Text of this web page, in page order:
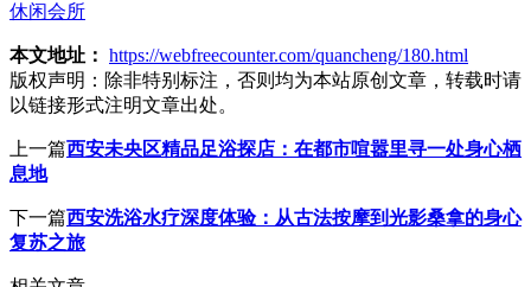
休闲会所
本文地址： https://webfreecounter.com/quancheng/180.html
版权声明： 除非特别标注，否则均为本站原创文章，转载时请
以链接形式注明文章出处。
上一篇西安未央区精品足浴探店：在都市喧嚣里寻一处身心栖
息地
下一篇西安洗浴水疗深度体验：从古法按摩到光影桑拿的身心
复苏之旅